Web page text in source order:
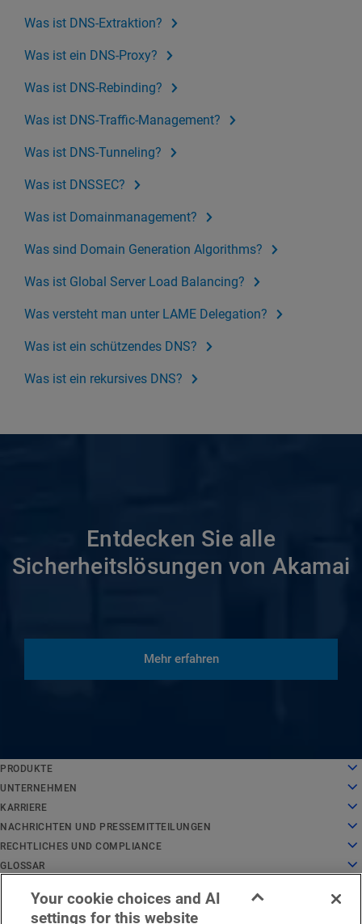
Was ist DNS-Extraktion?
Was ist ein DNS-Proxy?
Was ist DNS-Rebinding?
Was ist DNS-Traffic-Management?
Was ist DNS-Tunneling?
Was ist DNSSEC?
Was ist Domainmanagement?
Was sind Domain Generation Algorithms?
Was ist Global Server Load Balancing?
Was versteht man unter LAME Delegation?
Was ist ein schützendes DNS?
Was ist ein rekursives DNS?
Entdecken Sie alle
Sicherheitslösungen von Akamai
Mehr erfahren
PRODUKTE
Cloud Computing
Sicherheit
Inhaltsbereitstellung
Alle Produkte und Testversionen
Global Services
UNTERNEHMEN
Über uns
Geschichte
Unternehmensführung
Auszeichnungen
Board of Directors
Infrastruktur für Innovationen
Investor Relations
KARRIERE
Karriere
Arbeiten bei Akamai
Studenten und Absolventen
Inklusiver Arbeitsplatz
Stellenangebote
Kultur-Blog
NACHRICHTEN UND PRESSEMITTEILUNGEN
Nachrichten und Pressemitteilungen
Pressemitteilungen
In der Presse
Medienressourcen
RECHTLICHES UND COMPLIANCE
Rechtliches
Compliance der Informationssicherheit
Privacy Trust Center
Datenschutzerklärung
GLOSSAR
Was ist API-Sicherheit?
Was ist ein CDN?
Was ist Cloud Computing?
EMEA – Rechtlicher HinweisDienststatus
Kontakt
Deutsch
Español
Français
Italiano
Português
中文
日本語Your cookie choices and AI
settings for this website